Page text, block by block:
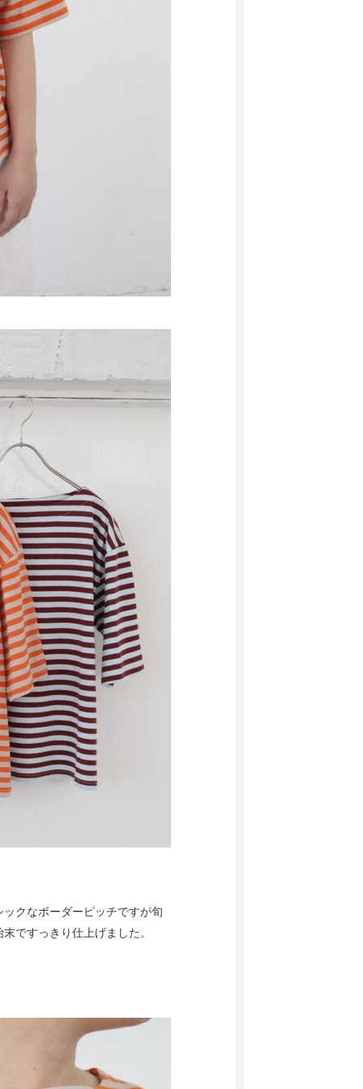
クなボーダーピッチですが旬
末ですっきり仕上げました。